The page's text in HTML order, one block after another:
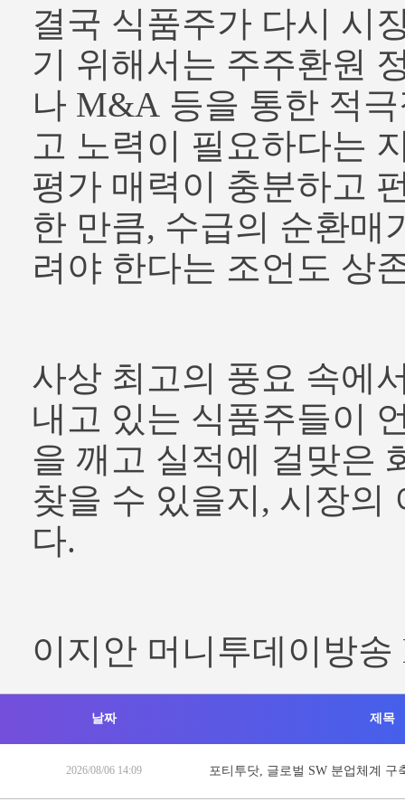
결국 식품주가 다시 시
기 위해서는 주주환원
나 M&A 등을 통한 적
고 노력이 필요하다는
평가 매력이 충분하고
한 만큼, 수급의 순환매
려야 한다는 조언도 상
사상 최고의 풍요 속에
내고 있는 식품주들이
을 깨고 실적에 걸맞은
찾을 수 있을지, 시장의
다.
이지안 머니투데이방
날짜 제목
2026/08/06 14:09 포티투닷, 글로벌 SW 분업체계 구